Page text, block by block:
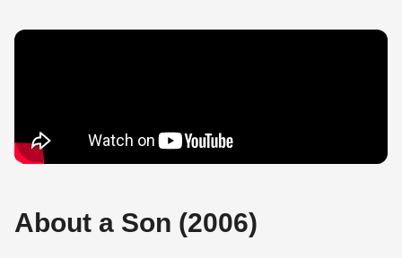
About a Son (2006)